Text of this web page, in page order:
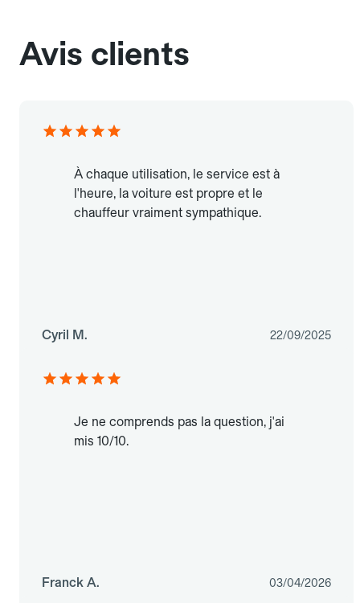
Avis clients
À chaque utilisation, le service est à
l'heure, la voiture est propre et le
chauffeur vraiment sympathique.
Cyril M. 22/09/2025
Je ne comprends pas la question, j'ai
mis 10/10.
Franck A. 03/04/2026